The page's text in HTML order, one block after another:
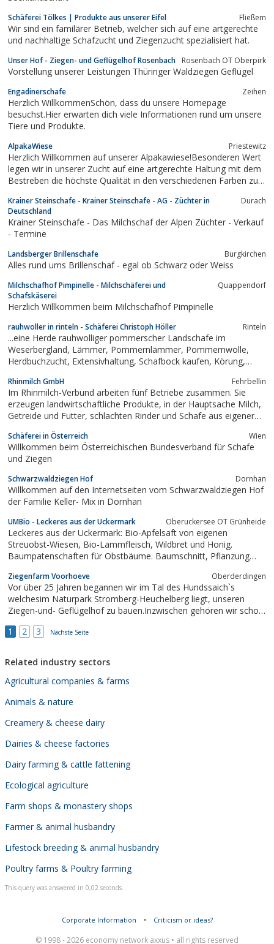
Schäferei Tölkes | Produkte aus unserer Eifel Fließem
Wir sind ein familärer Betrieb, welcher sich auf eine artgerechte
und nachhaltige Schafzucht und Ziegenzucht spezialisiert hat.
Unser Hof - Ziegen- und Geflügelhof Rosenbach Rosenbach OT Oberpirk
Vorstellung unserer Leistungen Thüringer Waldziegen Geflügel
Engadinerschafe Zeihen
Herzlich WillkommenSchön, dass du unsere Homepage
besuchst.Hier erwarten dich viele Informationen rund um unsere
Tiere und Produkte.
AlpakaWiese Priestewitz
Herzlich Willkommen auf unserer Alpakawiese!Besonderen Wert
legen wir in unserer Zucht auf eine artgerechte Haltung mit dem
Bestreben die höchste Qualität in den verschiedenen Farben zu
Krainer Steinschafe - Krainer Steinschafe - AG - Züchter in
Deutschland
Durach
Krainer Steinschafe - Das Milchschaf der Alpen Züchter - Verkauf
- Termine
Landsberger Brillenschafe Burgkirchen
Alles rund ums Brillenschaf - egal ob Schwarz oder Weiss
Milchschafhof Pimpinelle - Milchschäferei und
Schafskäserei
Quappendorf
Herzlich Willkommen beim Milchschafhof Pimpinelle
rauhwoller in rinteln - Schäferei Christoph Höller Rinteln
...eine Herde rauhwolliger pommerscher Landschafe im
Weserbergland, Lämmer, Pommernlämmer, Pommernwolle,
Herdbuchzucht, Extensivhaltung, Schafbock kaufen, Körung,
Rhinmilch GmbH Fehrbellin
Im Rhinmilch-Verbund arbeiten fünf Betriebe zusammen. Sie
erzeugen landwirtschaftliche Produkte, in der Hauptsache Milch,
Getreide und Futter, schlachten Rinder und Schafe aus eigener
und Wärme.Die Unternehmen sind ökonomisch und juristisch
selbstständig, stimmen...
Schäferei in Österreich Wien
Willkommen beim Österreichischen Bundesverband für Schafe
und Ziegen
Schwarzwaldziegen Hof Dornhan
Willkommen auf den Internetseiten vom Schwarzwaldziegen Hof
der Familie Keller- Mix in Dornhan
UMBio - Leckeres aus der Uckermark Oberuckersee OT Grünheide
Leckeres aus der Uckermark: Bio-Apfelsaft von eigenen
Streuobst-Wiesen, Bio-Lammfleisch, Wildbret und Honig.
Baumpatenschaften für Obstbäume. Baumschnitt, Pflanzung
Ziegenfarm Voorhoeve Oberderdingen
Vor über 25 Jahren begannen wir im Tal des Hundssaich`s
welchesim Naturpark Stromberg-Heuchelberg liegt, unseren
Ziegen-und- Geflügelhof zu bauen.Inzwischen gehören wir schon
nach Biologischen Richtlinien.
1 2 3 Nächste Seite
Related industry sectors
Agricultural companies & farms
Animals & nature
Creamery & cheese dairy
Dairies & cheese factories
Dairy farming & cattle fattening
Ecological agriculture
Farm shops & monastery shops
Farmer & animal husbandry
Lifestock breeding & animal husbandry
Poultry farms & Poultry farming
This query was answered in 0,02 seconds.
Corporate Information • Criticism or ideas?
© 1998 - 2026 economy network axxus • all rights reserved